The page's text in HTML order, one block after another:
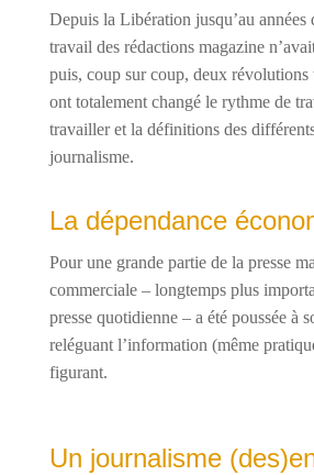
Depuis la Libération jusqu’au
travail des rédactions magazine
puis, coup sur coup, deux révolutions
ont totalement changé le rythme de
travailler et la définitions des
journalisme.
La dépendance
Pour une grande partie de la presse
commerciale – longtemps plus
presse quotidienne – a été poussée à
reléguant l’information (même
figurant.
Un journalisme